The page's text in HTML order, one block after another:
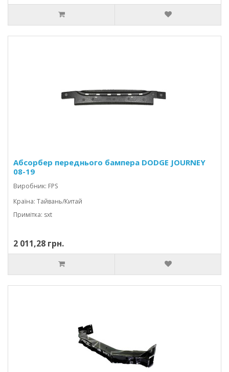
Абсорбер переднього бампера DODGE JOURNEY
08-19
Виробник: FPS
Країна: Тайвань/Китай
Примітка: sxt
2 011,28 грн.